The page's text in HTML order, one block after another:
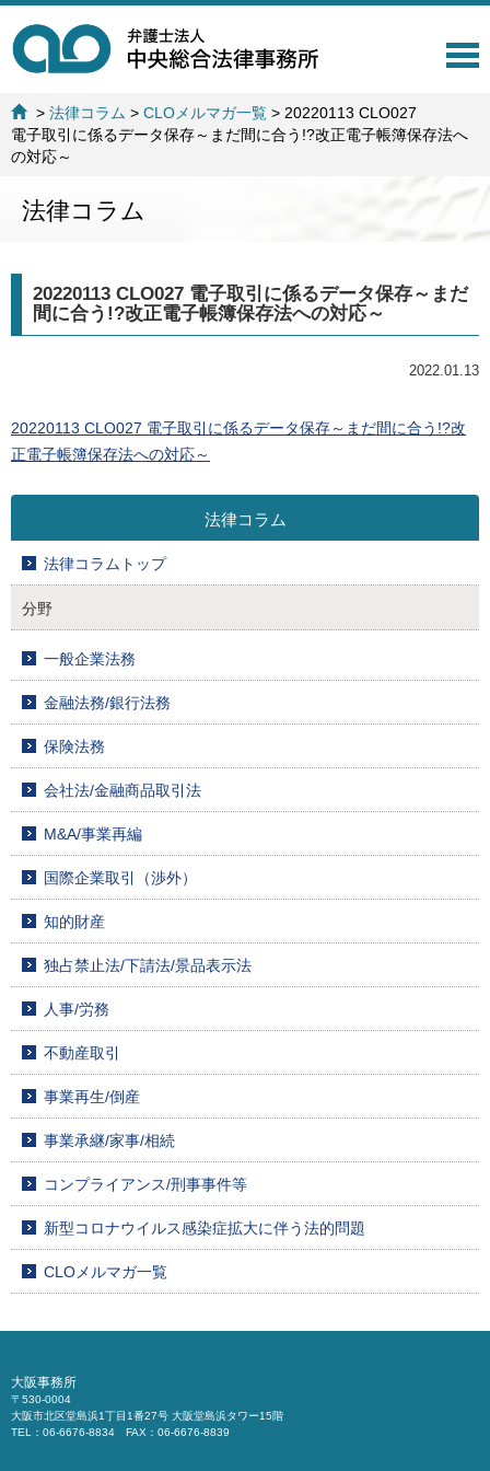
T
l
a
i
n
>法律コラム >CLOメルマガ一覧 > 20220113 CLO027
電子取引に係るデータ保存～まだ間に合う!?改正電子帳簿保存法へ
の対応～
法律コラム
20220113 CLO027 電子取引に係るデータ保存～まだ
間に合う!?改正電子帳簿保存法への対応～
2022.01.13
20220113 CLO027 電子取引に係るデータ保存～まだ間に合う!?改
正電子帳簿保存法への対応～
法律コラム
法律コラムトップ
分野
一般企業法務
金融法務/銀行法務
保険法務
会社法/金融商品取引法
M&A/事業再編
国際企業取引（渉外）
知的財産
独占禁止法/下請法/景品表示法
人事/労務
不動産取引
事業再生/倒産
事業承継/家事/相続
コンプライアンス/刑事事件等
新型コロナウイルス感染症拡大に伴う法的問題
CLOメルマガ一覧
大阪事務所
〒530-0004
大阪市北区堂島浜1丁目1番27号 大阪堂島浜タワー15階
TEL：06-6676-8834 FAX：06-6676-8839